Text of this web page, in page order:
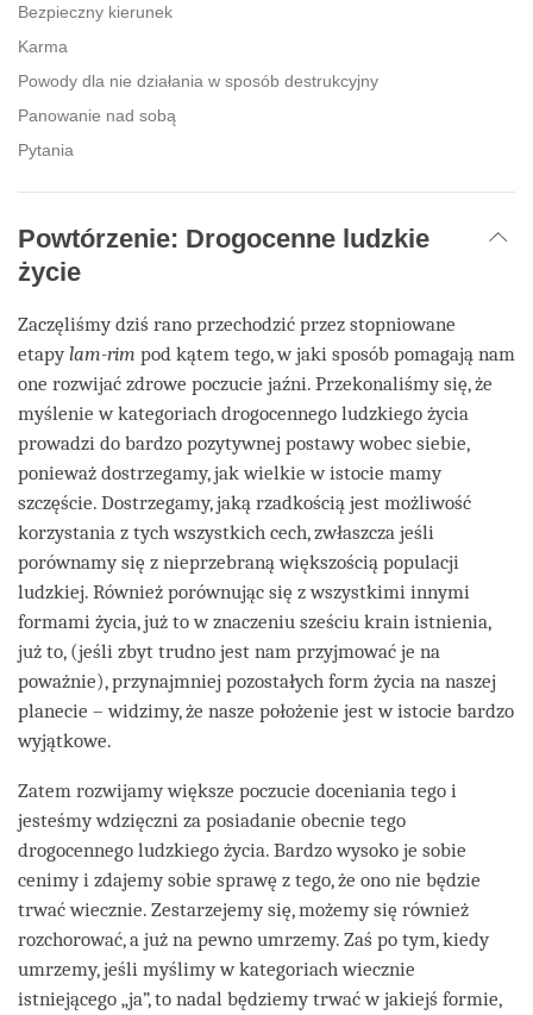
Bezpieczny kierunek
Karma
Powody dla nie działania w sposób destrukcyjny
Panowanie nad sobą
Pytania
Powtórzenie: Drogocenne ludzkie
życie
Zaczęliśmy dziś rano przechodzić przez stopniowane
etapylam-rim pod kątem tego, w jaki sposób pomagają nam
one rozwijać zdrowe poczucie jaźni. Przekonaliśmy się, że
myślenie w kategoriach drogocennego ludzkiego życia
prowadzi do bardzo pozytywnej postawy wobec siebie,
ponieważ dostrzegamy, jak wielkie w istocie mamy
szczęście. Dostrzegamy, jaką rzadkością jest możliwość
korzystania z tych wszystkich cech, zwłaszcza jeśli
porównamy się z nieprzebraną większością populacji
ludzkiej. Również porównując się z wszystkimi innymi
formami życia, już to w znaczeniu sześciu krain istnienia,
już to, (jeśli zbyt trudno jest nam przyjmować je na
poważnie), przynajmniej pozostałych form życia na naszej
planecie – widzimy, że nasze położenie jest w istocie bardzo
wyjątkowe.
Zatem rozwijamy większe poczucie doceniania tego i
jesteśmy wdzięczni za posiadanie obecnie tego
drogocennego ludzkiego życia. Bardzo wysoko je sobie
cenimy i zdajemy sobie sprawę z tego, że ono nie będzie
trwać wiecznie. Zestarzejemy się, możemy się również
rozchorować, a już na pewno umrzemy. Zaś po tym, kiedy
umrzemy, jeśli myślimy w kategoriach wiecznie
istniejącego „ja”, to nadal będziemy trwać w jakiejś formie,